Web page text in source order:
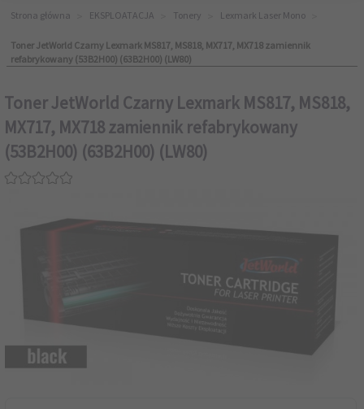
Strona główna EKSPLOATACJA Tonery Lexmark Laser Mono
Toner JetWorld Czarny Lexmark MS817, MS818, MX717, MX718 zamiennik
refabrykowany (53B2H00) (63B2H00) (LW80)
Toner JetWorld Czarny Lexmark MS817, MS818,
MX717, MX718 zamiennik refabrykowany
(53B2H00) (63B2H00) (LW80)